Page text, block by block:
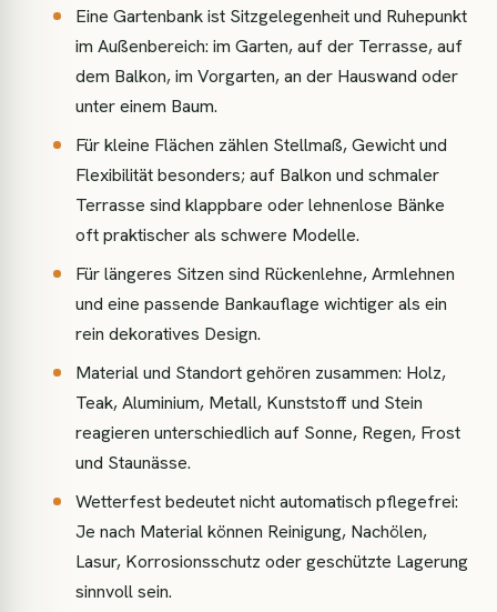
Eine Gartenbank ist Sitzgelegenheit und Ruhepunkt
im Außenbereich: im Garten, auf der Terrasse, auf
dem Balkon, im Vorgarten, an der Hauswand oder
unter einem Baum.
Für kleine Flächen zählen Stellmaß, Gewicht und
Flexibilität besonders; auf Balkon und schmaler
Terrasse sind klappbare oder lehnenlose Bänke
oft praktischer als schwere Modelle.
Für längeres Sitzen sind Rückenlehne, Armlehnen
und eine passende Bankauflage wichtiger als ein
rein dekoratives Design.
Material und Standort gehören zusammen: Holz,
Teak, Aluminium, Metall, Kunststoff und Stein
reagieren unterschiedlich auf Sonne, Regen, Frost
und Staunässe.
Wetterfest bedeutet nicht automatisch pflegefrei:
Je nach Material können Reinigung, Nachölen,
Lasur, Korrosionsschutz oder geschützte Lagerung
sinnvoll sein.